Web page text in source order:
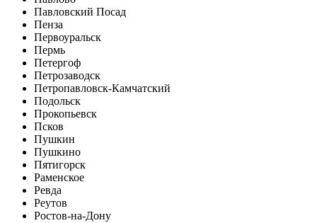
Павловский Посад
Пенза
Первоуральск
Пермь
Петергоф
Петрозаводск
Петропавловск-Камчатский
Подольск
Прокопьевск
Псков
Пушкин
Пушкино
Пятигорск
Раменское
Ревда
Реутов
Ростов-на-Дону